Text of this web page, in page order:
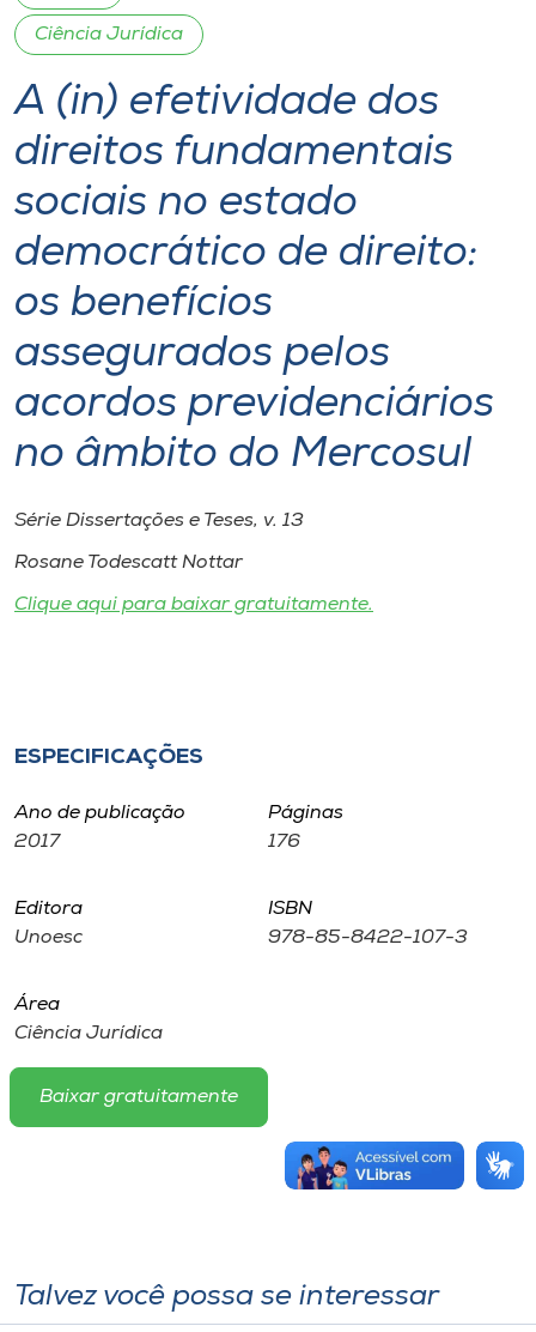
Cultura
CPA
Biblioteca
Editora
Rádio
Unoesc
Selecione
o idioma
A-
Ciência Jurídica
A (in) efetividade dos
direitos fundamentais
sociais no estado
democrático de direito:
os benefícios
assegurados pelos
acordos previdenciários
no âmbito do Mercosul
Série Dissertações e Teses, v. 13
Rosane Todescatt Nottar
Clique aqui para baixar gratuitamente.
ESPECIFICAÇÕES
Ano de publicação
2017
Páginas
176
Editora
Unoesc
ISBN
978-85-8422-107-3
Área
Ciência Jurídica
Baixar gratuitamente
Talvez você possa se interessar